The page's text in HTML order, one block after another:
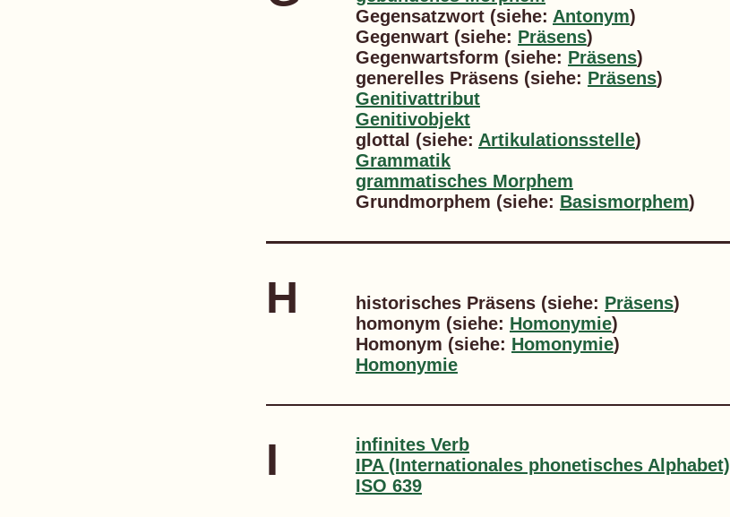
Gegensatzwort (siehe: Antonym)
Gegenwart (siehe: Präsens)
Gegenwartsform (siehe: Präsens)
generelles Präsens (siehe: Präsens)
Genitivattribut
Genitivobjekt
glottal (siehe: Artikulationsstelle)
Grammatik
grammatisches Morphem
Grundmorphem (siehe: Basismorphem)
H historisches Präsens (siehe: Präsens)
homonym (siehe: Homonymie)
Homonym (siehe: Homonymie)
Homonymie
I
infinites Verb
IPA (Internationales phonetisches Alphabet)
ISO 639